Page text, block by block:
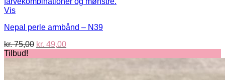
Vis
Nepal perle armbånd – N39
kr.75,00 Den
var:
kr. 49,00Den
Tilbud!